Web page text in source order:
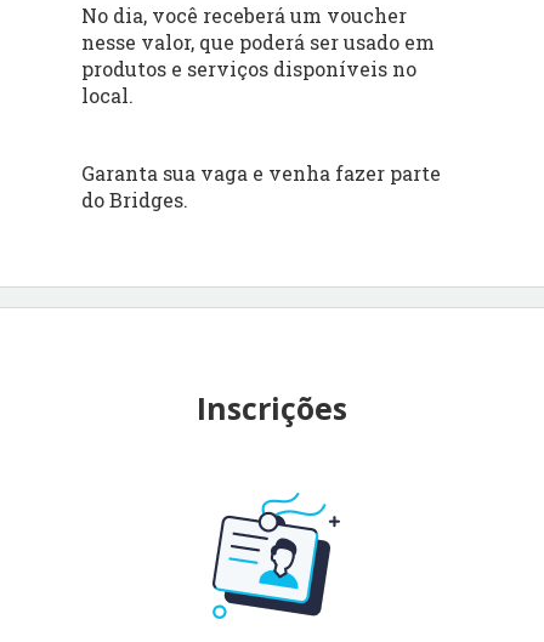
No dia, você receberá um voucher
nesse valor, que poderá ser usado em
produtos e serviços disponíveis no
local.
Garanta sua vaga e venha fazer parte
do Bridges.
Inscrições